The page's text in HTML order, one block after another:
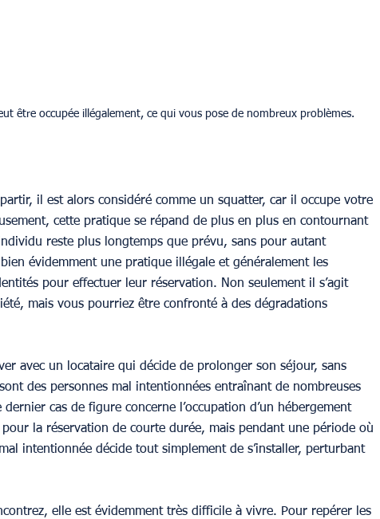
être occupée illégalement, ce qui vous pose de nombreux problèmes.
il est alors considéré comme un squatter, car il occupe votre
cette pratique se répand de plus en plus en contournant
reste plus longtemps que prévu, sans pour autant
évidemment une pratique illégale et généralement les
pour effectuer leur réservation. Non seulement il s’agit
mais vous pourriez être confronté à des dégradations
avec un locataire qui décide de prolonger son séjour, sans
des personnes mal intentionnées entraînant de nombreuses
cas de figure concerne l’occupation d’un hébergement
la réservation de courte durée, mais pendant une période où
intentionnée décide tout simplement de s’installer, perturbant
elle est évidemment très difficile à vivre. Pour repérer les